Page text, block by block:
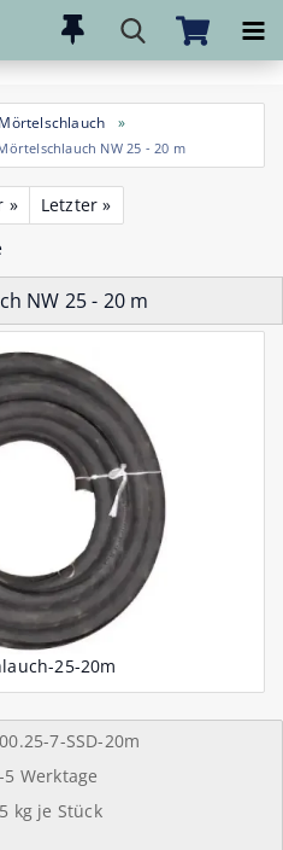
Mörtelschlauch
»
NW 25 - 20 m
»
Letzter »
NW 25 - 20 m
7-SSD-20m
5 Werktage
kg je Stück